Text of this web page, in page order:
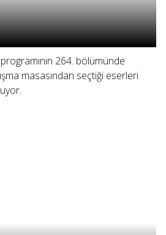
264. bölümünde
masasından seçtiği eserleri